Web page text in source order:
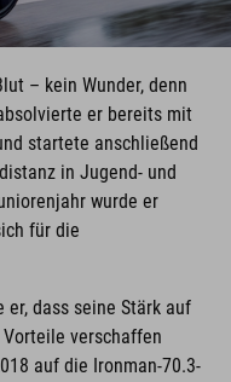
– kein Wunder, denn
er bereits mit
startete anschließend
in Jugend- und
wurde er
für die
er, dass seine Stärk auf
verschaffen
auf die Ironman-70.3-